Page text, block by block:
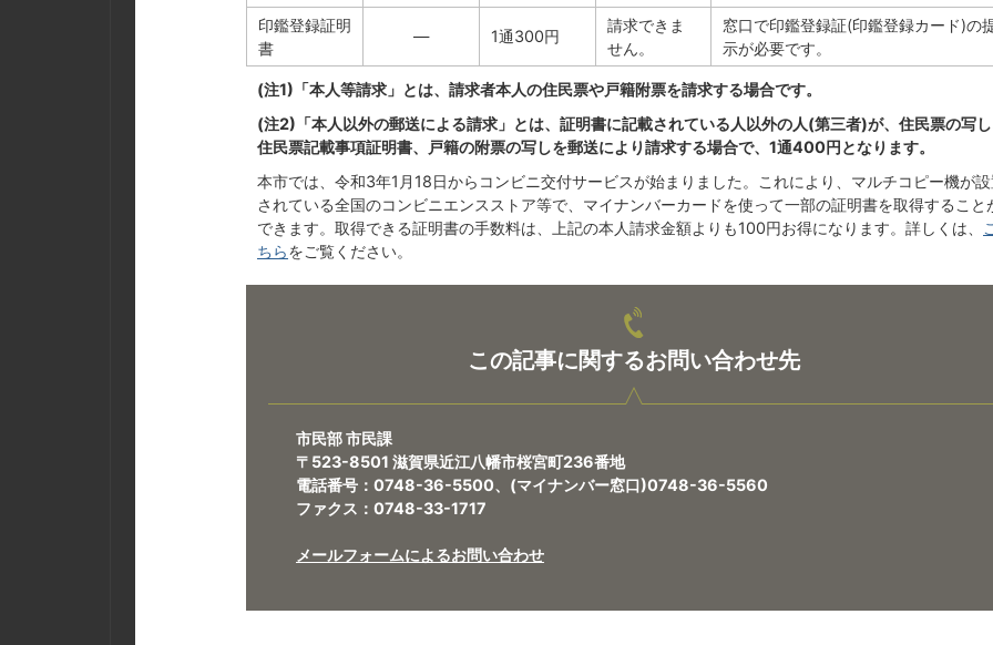
印鑑登録証明
書
― 1通300円
請求できま
せん。
窓口で印鑑登録証(印鑑登録カード)の
示が必要です。
(注1)「本人等請求」とは、請求者本人の住民票や戸籍附票を請求する場合です。
(注2)「本人以外の郵送による請求」とは、証明書に記載されている人以外の人(第三者)が、住民票の写し
住民票記載事項証明書、戸籍の附票の写しを郵送により請求する場合で、1通400円となります。
本市では、令和3年1月18日からコンビニ交付サービスが始まりました。これにより、マルチコピー機が
されている全国のコンビニエンスストア等で、マイナンバーカードを使って一部の証明書を取得すること
できます。取得できる証明書の手数料は、上記の本人請求金額よりも100円お得になります。詳しくは、
こ
ちらをご覧ください。
この記事に関するお問い合わせ先
市民部 市民課
〒523-8501 滋賀県近江八幡市桜宮町236番地
電話番号：0748-36-5500、(マイナンバー窓口)0748-36-5560
ファクス：0748-33-1717
メールフォームによるお問い合わせ